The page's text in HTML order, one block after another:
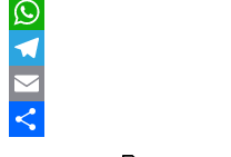
LinkedIn
WhatsApp
Telegram
Email